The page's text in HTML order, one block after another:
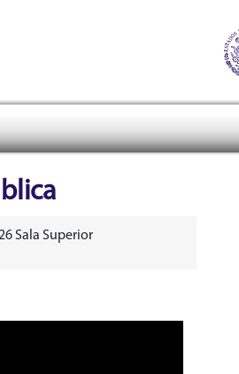
del
Sala Superior